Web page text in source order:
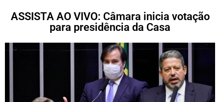
ASSISTA AO VIVO: Câmara inicia votação
para presidência da Casa